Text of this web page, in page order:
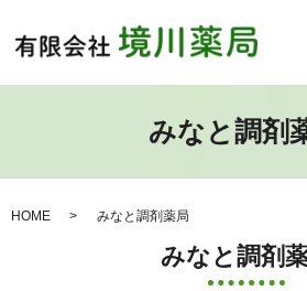
みなと調剤
HOME みなと調剤薬局
みなと調剤